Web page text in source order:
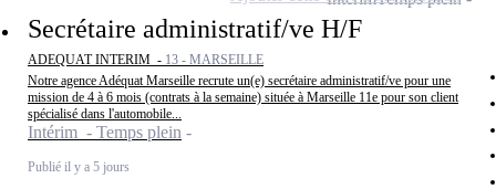
Secrétaire administratif/ve H/F
ADEQUAT INTERIM - 13 - MARSEILLE
Notre agence Adéquat Marseille recrute un(e) secrétaire administratif/ve pour une
mission de 4 à 6 mois (contrats à la semaine) située à Marseille 11e pour son client
spécialisé dans l'automobile...
Intérim - Temps plein
Publié il y a 5 jours